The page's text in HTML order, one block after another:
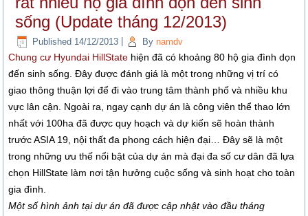
sống (Update tháng 12/2013)
Published 14/12/2013 By namdv
Chung cư Hyundai HillState hiện đã có khoảng 80 hộ gia đình dọn
đến sinh sống. Đây được đánh giá là một trong những vị trí có
giao thông thuận lợi để đi vào trung tâm thành phố và nhiều khu
vực lân cận. Ngoài ra, ngay cạnh dự án là công viên thể thao lớn
nhất với 100ha đã được quy hoạch và dự kiến sẽ hoàn thành
trước ASIA 19, nội thất đa phong cách hiện đại… Đây sẽ là một
trong những ưu thế nổi bật của dự án mà đại đa số cư dân đã lựa
chọn HillState làm nơi tận hưởng cuộc sống và sinh hoạt cho toàn
gia đình.
Một số hình ảnh tại dự án đã được cập nhật vào đầu tháng